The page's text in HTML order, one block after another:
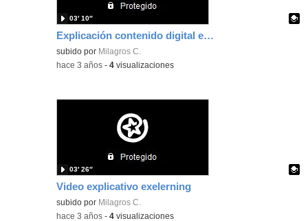
Explicación contenido digital exelerning. Subtitulado
Contenido educativo.
subido por Milagros C.
03′ 10″
-hace 3 años -4 visualizaciones
Video explicativo exelerning
Contenido educativo.
subido por Milagros C.
03′ 26″
-hace 3 años -4 visualizaciones